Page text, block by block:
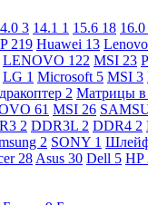
3 14.1 1 15.6 18 16.0
219 Huawei 13 Lenovo
LENOVO 122 MSI 23
LG 1 Microsoft 5 MSI 3
2 Матрицы в
61 MSI 26
2 DDR3L 2 DDR4 2
2 SONY 1
28 Asus 30 Dell 5 HP